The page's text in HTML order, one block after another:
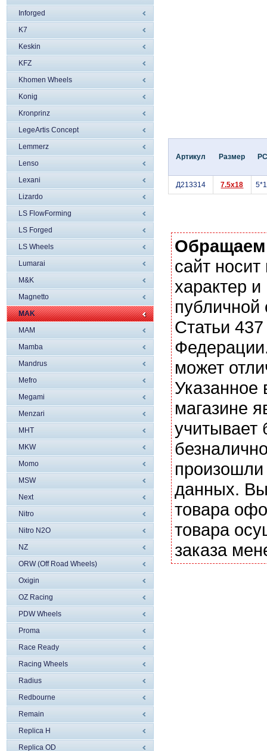
Inforged
K7
Keskin
KFZ
Khomen Wheels
Konig
Kronprinz
LegeArtis Concept
Lemmerz
Lenso
Lexani
Lizardo
LS FlowForming
LS Forged
LS Wheels
Lumarai
M&K
Magnetto
MAK
MAM
Mamba
Mandrus
Mefro
Megami
Menzari
MHT
MKW
Momo
MSW
Next
Nitro
Nitro N2O
NZ
ORW (Off Road Wheels)
Oxigin
OZ Racing
PDW Wheels
Proma
Race Ready
Racing Wheels
Radius
Redbourne
Remain
Replica H
Replica OD
Артикул Размер
Д213314 7.5x18
сайт
характер
Статьи
может
магазине
учитывает
данных. Вы
товара
товара
заказа